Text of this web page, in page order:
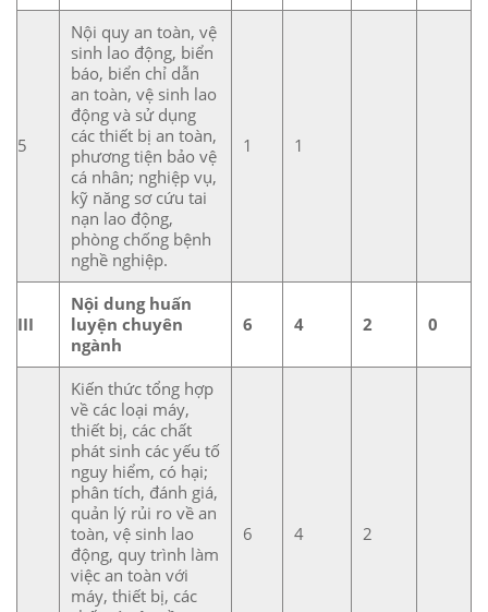
5
Nội quy an toàn, vệ
sinh lao động, biển
báo, biển chỉ dẫn
an toàn, vệ sinh lao
động và sử dụng
các thiết bị an toàn,
phương tiện bảo vệ
cá nhân; nghiệp vụ,
kỹ năng sơ cứu tai
nạn lao động,
phòng chống bệnh
nghề nghiệp.
1 1
III
Nội dung huấn
luyện chuyên
ngành
6 4 2 0
Kiến thức tổng hợp
về các loại máy,
thiết bị, các chất
phát sinh các yếu tố
nguy hiểm, có hại;
phân tích, đánh giá,
quản lý rủi ro về an
toàn, vệ sinh lao
động, quy trình làm
việc an toàn với
máy, thiết bị, các
6 4 2